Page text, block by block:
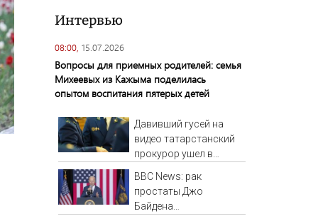
Интервью
08:00, 15.07.2026
Вопросы для приемных родителей: семья
Михеевых из Кажыма поделилась
опытом воспитания пятерых детей
Давивший гусей на
видео татарстанский
прокурор ушел в
Новости
BBC News: рак
простаты Джо
Байдена